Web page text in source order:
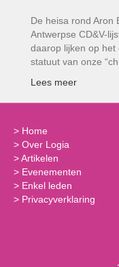
De heisa rond Aron
Antwerpse CD&V-
daarop lijken op
statuut van onze
Lees meer
> Home
> Over Logia
>Artikelen
> Evenementen
> Enkel leden
> Privacyverklaring